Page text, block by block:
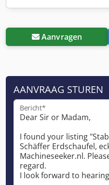
Aanvragen
AANVRAAG STUREN
Bericht*